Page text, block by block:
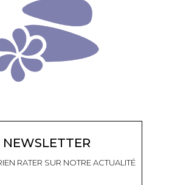
NEWSLETTER
RATER SUR NOTRE ACTUALITÉ